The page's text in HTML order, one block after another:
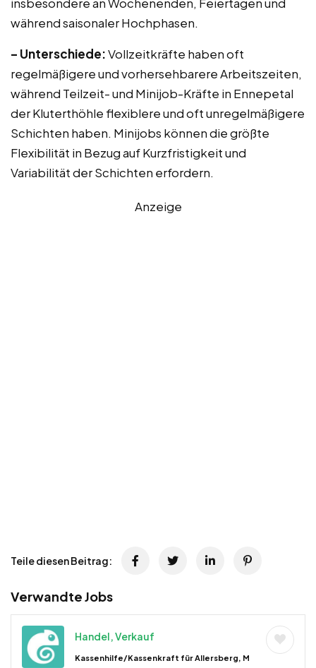
während saisonaler Hochphasen.
– Unterschiede:Vollzeitkräfte haben oft
regelmäßigere und vorhersehbarere Arbeitszeiten,
während Teilzeit- und Minijob-Kräfte in Ennepetal
der Kluterthöhle flexiblere und oft unregelmäßigere
Schichten haben. Minijobs können die größte
Flexibilität in Bezug auf Kurzfristigkeit und
Variabilität der Schichten erfordern.
Anzeige
Teile diesen Beitrag:
Verwandte Jobs
Handel, Verkauf
Kassenhilfe/Kassenkraft für Allersberg, M